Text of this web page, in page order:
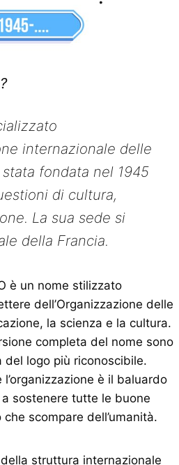
internazionale delle
fondata nel 1945
di cultura,
La sua sede si
della Francia.
è un nome stilizzato
dell’Organizzazione delle
la scienza e la cultura.
completa del nome sono
logo più riconoscibile.
è il baluardo
sostenere tutte le buone
scompare dell’umanità.
struttura internazionale